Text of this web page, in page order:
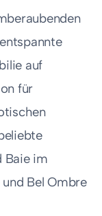
auf
für
Baie im
Bel Ombre